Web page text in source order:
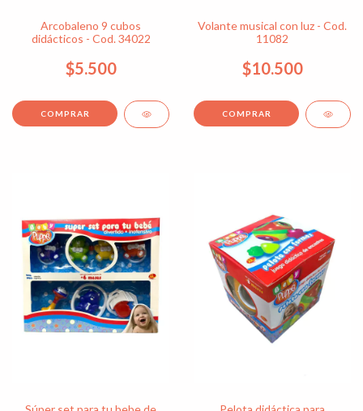
Arcobaleno 9 cubos
didácticos - Cod. 34022
$5.500
Volante musical con luz - Cod.
11082
$10.500